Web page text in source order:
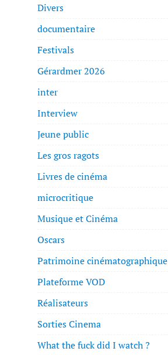
Divers
documentaire
Festivals
Gérardmer 2026
inter
Interview
Jeune public
Les gros ragots
Livres de cinéma
microcritique
Musique et Cinéma
Oscars
Patrimoine cinématographique
Plateforme VOD
Réalisateurs
Sorties Cinema
What the fuck did I watch ?